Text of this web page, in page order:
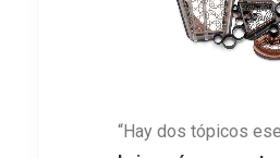
“Hay dos tópicos